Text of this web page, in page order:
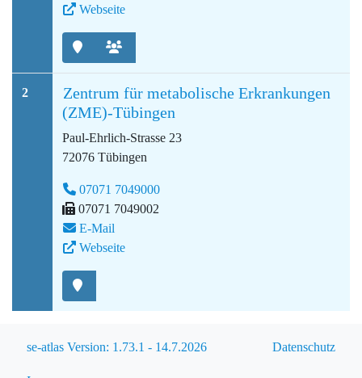
Webseite
2
Zentrum für metabolische Erkrankungen
(ZME)-Tübingen
Paul-Ehrlich-Strasse 23
72076 Tübingen
07071 7049000
07071 7049002
E-Mail
Webseite
se-atlas Version: 1.73.1 - 14.7.2026 Datenschutz